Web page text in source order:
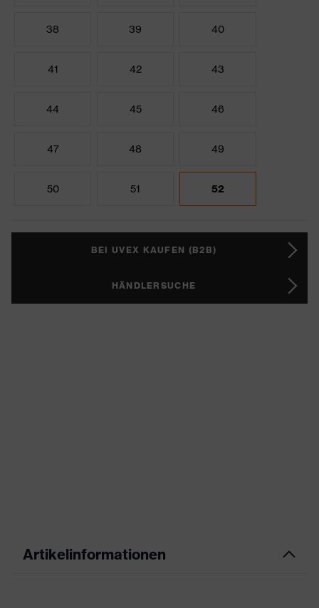
38 39 40
41 42 43
44 45 46
47 48 49
50 51 52
BEI UVEX KAUFEN (B2B)
HÄNDLERSUCHE
Artikelinformationen